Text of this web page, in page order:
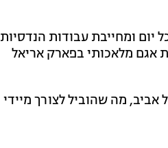
ומחייבת עבודות הנדסיות
אגם מלאכותי בפארק אריאל
אביב, מה שהוביל לצורך מיידי